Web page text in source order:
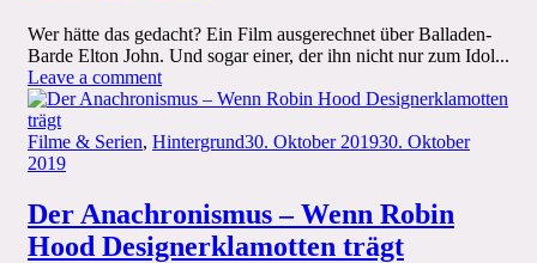
Wer hätte das gedacht? Ein Film ausgerechnet über Balladen-
Barde Elton John. Und sogar einer, der ihn nicht nur zum Idol...
Leave a commenton
Rocketman:
Elton
Fantastic
John
Categories
Filme & Serien, HintergrundPosted
30. Oktober 201930. Oktober
2019
Der Anachronismus – Wenn Robin
Hood Designerklamotten trägt